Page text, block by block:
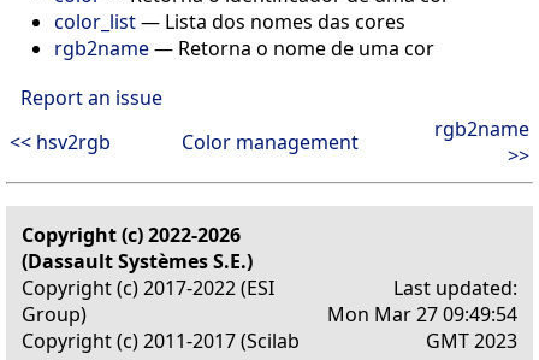
color_list— Lista dos nomes das cores
rgb2name— Retorna o nome de uma cor
Report an issue
<< hsv2rgb
Color management
rgb2name
>>
Copyright (c) 2022-2026
(Dassault Systèmes S.E.)
Copyright (c) 2017-2022 (ESI
Group)
Copyright (c) 2011-2017 (Scilab
Last updated:
Mon Mar 27 09:49:54
GMT 2023